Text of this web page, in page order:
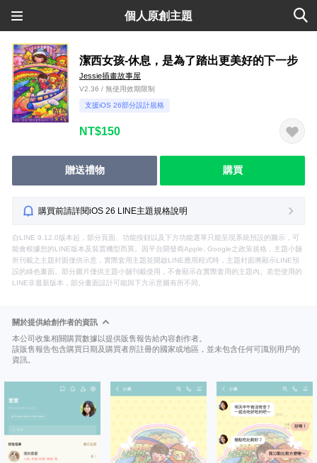
個人原創主題
潔西女孩-休息，是為了踏出更美好的下一步
Jessie插畫故事屋
V2.36 / 無使用效期限制
支援iOS 26部分設計規格
NT$150
贈送禮物 購買
購買前請詳閱iOS 26 LINE主題規格說明
自LINE 9.12.0版本起，部分頁面、功能按鈕以及下方功能選單只能呈現系統預設的圖示，可
能會根據您的LINE版本及裝置機型而異。因平台開發商Apple, Google之政策規格，主題小舖
所刊載之主題封面僅供示意，實際套用主題並開啟LINE應用程式時，主題封面將顯示LINE預
設的綠色畫面。部分圖片僅供主題小舖刊載使用，不會顯示在實際套用的主題內。若您使用的
LINE非最新版本，部分畫面設計可能與下方示意圖有所不同。
關於提供給創作者的資訊
本公司收集相關購買數據以提供販售報告給內容創作者。
該販售報告包含購買日期及購買者所註冊的國家或地區，並未包含任何可識別用戶的
資訊。